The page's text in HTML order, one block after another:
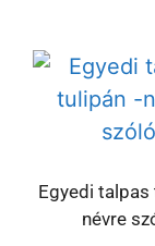
Egyedi talpas
névre